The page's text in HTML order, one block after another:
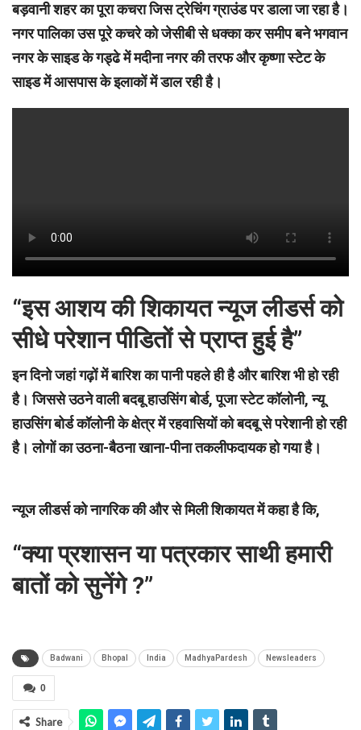
बड़वानी शहर का पूरा कचरा जिस ट्रेचिंग ग्राउंड पर डाला जा रहा है।
नगर पालिका उस पूरे कचरे को जेसीबी से धक्का कर समीप बने भगवान
नगर के साइड के गड्ढे में मदीना नगर की तरफ और कृष्णा स्टेट के
साइड में आसपास के इलाकों में डाल रही है।
“इस आशय की शिकायत न्यूज लीडर्स को
सीधे परेशान पीडितों से प्राप्त हुई है”
इन दिनो जहां गढ़ों में बारिश का पानी पहले ही है और बारिश भी हो रही
है। जिससे उठने वाली बदबू हाउसिंग बोर्ड, पूजा स्टेट कॉलोनी, न्यू
हाउसिंग बोर्ड कॉलोनी के क्षेत्र में रहवासियों को बदबू से परेशानी हो रही
है। लोगों का उठना-बैठना खाना-पीना तकलीफदायक हो गया है।
न्यूज लीडर्स को नागरिक की और से मिली शिकायत में कहा है कि,
“क्या प्रशासन या पत्रकार साथी हमारी
बातों को सुनेंगे ?”
Badwani Bhopal India MadhyaPardesh Newsleaders
0
Share